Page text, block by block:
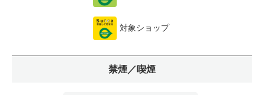
対象ショップ
禁煙／喫煙